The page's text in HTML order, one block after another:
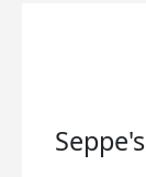
Seppe's